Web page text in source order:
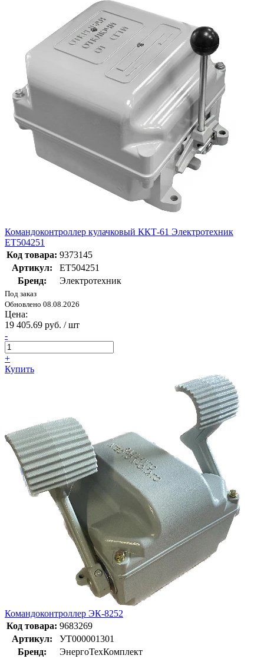
Командоконтроллер кулачковый ККТ-61 Электротехник
ET504251
Код товара: 9373145
Артикул:
ET504251
Бренд:
Электротехник
Под заказ
Обновлено 08.08.2026
Цена:
19 405.69 руб. / шт
-
+
Купить
Командоконтроллер ЭК-8252
Код товара: 9683269
Артикул:
УТ000001301
Бренд:
ЭнергоТехКомплект